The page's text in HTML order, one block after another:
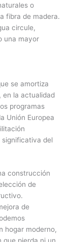
o
fibra de madera.
circule,
una mayor
se amortiza
en la actualidad
programas
Unión Europea
del
construcción
de
de
hogar moderno,